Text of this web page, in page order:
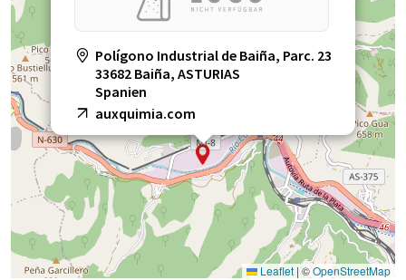
Polígono Industrial de Baiña, Parc. 23
33682 Baiña, ASTURIAS
Spanien
auxquimia.com
Leaflet | ©OpenStreetMap